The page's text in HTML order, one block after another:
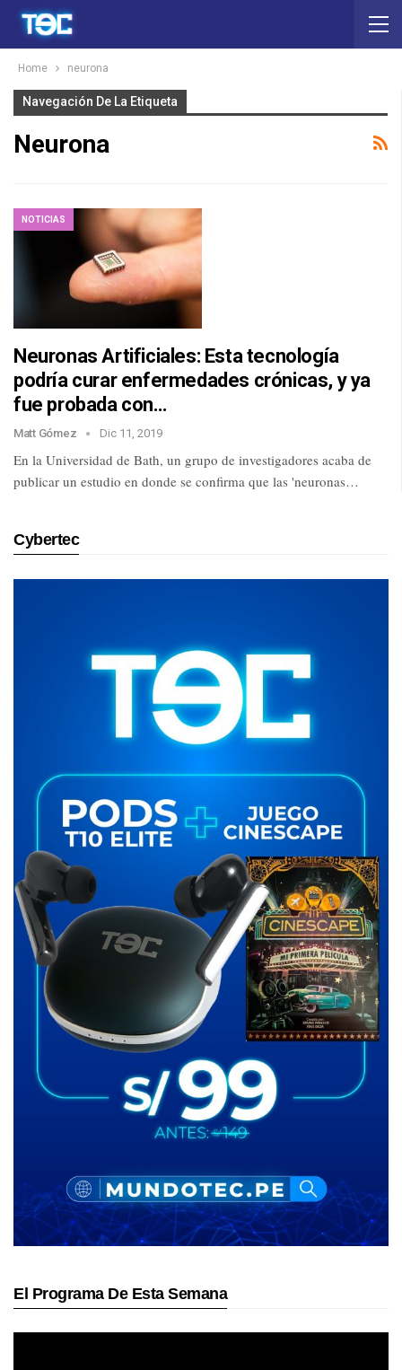
Home neurona
Navegación De La Etiqueta
Neurona
NOTICIAS
Neuronas Artificiales: Esta tecnología
podría curar enfermedades crónicas, y ya
fue probada con…
Matt Gómez Dic 11, 2019
En la Universidad de Bath, un grupo de investigadores acaba de
publicar un estudio en donde se confirma que las 'neuronas…
Cybertec
El Programa De Esta Semana